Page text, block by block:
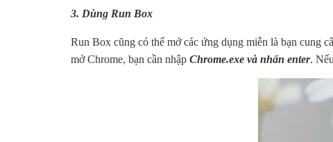
3. Dùng Run Box
Run Box cũng có thể mở các ứng dụng miễn là bạn cung
mở Chrome, bạn cần nhập Chrome.exe và nhấn enter.